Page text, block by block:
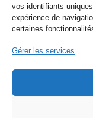
vos identifiants
expérience de
certaines
Gérer les services
Nos réseaux